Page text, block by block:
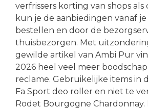
verfrissers korting van shops als
kun je de aanbiedingen vanaf
bestellen en door de
thuisbezorgen. Met
gewilde artikel van Ambi Pur
2026 heel veel meer
reclame. Gebruikelijke items in
Fa Sport deo roller en niet te
Rodet Bourgogne Chardonnay.